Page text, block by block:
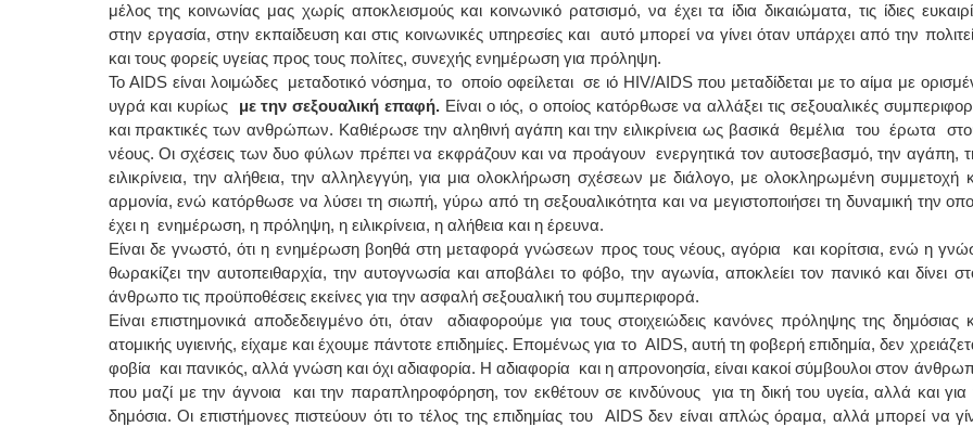
μέλος της κοινωνίας μας χωρίς αποκλεισμούς και κοινωνικό ρατσισμό, να έχει τα ίδια δικαιώματα, τις ίδιες
στην εργασία, στην εκπαίδευση και στις κοινωνικές υπηρεσίες και αυτό μπορεί να γίνει όταν υπάρχει από την
και τους φορείς υγείας προς τους πολίτες, συνεχής ενημέρωση για πρόληψη.
Το AIDS είναι λοιμώδες μεταδοτικό νόσημα, το οποίο οφείλεται σε ιό HIV/AIDS που μεταδίδεται με το αίμα με
υγρά και κυρίως με την σεξουαλική επαφή. Είναι ο ιός, o οποίος κατόρθωσε να αλλάξει τις σεξουαλικές
και πρακτικές των ανθρώπων. Καθιέρωσε την αληθινή αγάπη και την ειλικρίνεια ως βασικά θεμέλια του έρωτα
νέους. Οι σχέσεις των δυο φύλων πρέπει να εκφράζουν και να προάγουν ενεργητικά τον αυτοσεβασμό, την αγάπη,
ειλικρίνεια, την αλήθεια, την αλληλεγγύη, για μια ολοκλήρωση σχέσεων με διάλογο, με ολοκληρωμένη συμμετοχή
αρμονία, ενώ κατόρθωσε να λύσει τη σιωπή, γύρω από τη σεξουαλικότητα και να μεγιστοποιήσει τη δυναμική την
έχει η ενημέρωση, η πρόληψη, η ειλικρίνεια, η αλήθεια και η έρευνα.
Είναι δε γνωστό, ότι η ενημέρωση βοηθά στη μεταφορά γνώσεων προς τους νέους, αγόρια και κορίτσια, ενώ η
θωρακίζει την αυτοπειθαρχία, την αυτογνωσία και αποβάλει το φόβο, την αγωνία, αποκλείει τον πανικό και δίνει
άνθρωπο τις προϋποθέσεις εκείνες για την ασφαλή σεξουαλική του συμπεριφορά.
Είναι επιστημονικά αποδεδειγμένο ότι, όταν αδιαφορούμε για τους στοιχειώδεις κανόνες πρόληψης της δημόσιας
ατομικής υγιεινής, είχαμε και έχουμε πάντοτε επιδημίες. Επομένως για το AIDS, αυτή τη φοβερή επιδημία, δεν
φοβία και πανικός, αλλά γνώση και όχι αδιαφορία. H αδιαφορία και η απρονοησία, είναι κακοί σύμβουλοι στον
που μαζί με την άγνοια και την παραπληροφόρηση, τον εκθέτουν σε κινδύνους για τη δική του υγεία, αλλά και για
δημόσια. Οι επιστήμονες πιστεύουν ότι το τέλος της επιδημίας του AIDS δεν είναι απλώς όραμα, αλλά μπορεί να